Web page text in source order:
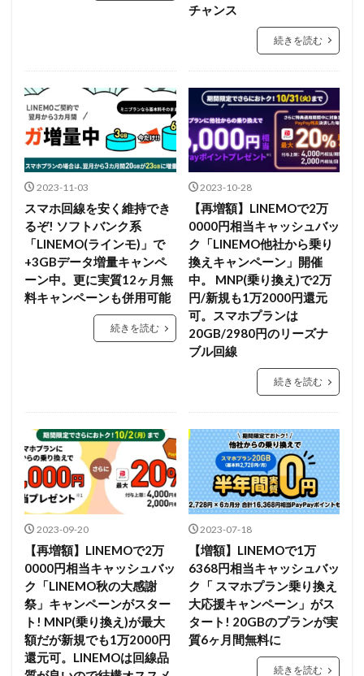
チャンス
続きを読む
2023-11-03
スマホ回線を安く維持でき
るぞ! ソフトバンク系
「LINEMO(ラインモ)」で
+3GBデータ増量キャンペ
ーン中。更に実質12ヶ月無
料キャンペーンも併用可能
続きを読む
2023-10-28
【再増額】LINEMOで2万
0000円相当キャッシュバッ
ク「LINEMO他社から乗り
換えキャンペーン」開催
中。 MNP(乗り換え)で2万
円/新規も1万2000円還元
可。スマホプランは
20GB/2980円のリーズナ
ブル回線
続きを読む
2023-09-20
【再増額】LINEMOで2万
0000円相当キャッシュバッ
ク「LINEMO秋の大感謝
祭」キャンペーンがスター
ト! MNP(乗り換え)が最大
額だが新規でも1万2000円
還元可。LINEMOは回線品
2023-07-18
【増額】LINEMOで1万
6368円相当キャッシュバッ
ク「 スマホプラン乗り換え
大応援キャンペーン」がス
タート! 20GBのプランが実
質6ヶ月間無料に
続きを読む